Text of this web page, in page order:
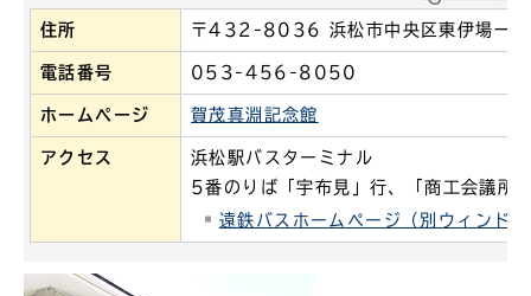
住所 〒432-8036 浜松市中央区東伊場一
電話番号 053-456-8050
ホームページ 賀茂真淵記念館
アクセス
浜松駅バスターミナル
5番のりば「宇布見」行、「商工会議所
遠鉄バスホームページ（別ウィンド